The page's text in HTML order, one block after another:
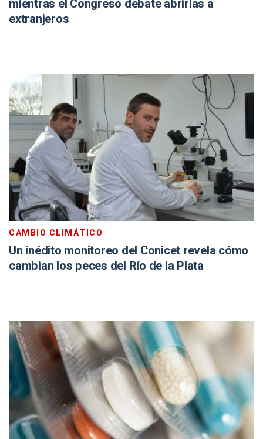
mientras el Congreso debate abrirlas a
extranjeros
CAMBIO CLIMÁTICO
Un inédito monitoreo del Conicet revela cómo
cambian los peces del Río de la Plata